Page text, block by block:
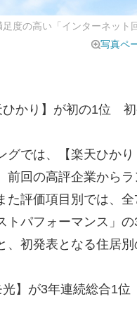
足度の高い「インターネット
写真ペ
ひかり】が初の1位
では、【楽天ひか
前回の高評企業から
た評価項目別では、
トパフォーマンス」
、初発表となる住居
光】が3年連続総合1